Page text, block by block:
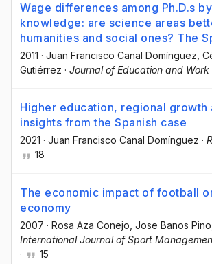
Wage differences among Ph.D.s
knowledge: are science areas
humanities and social ones? The
2011 · Juan Francisco Canal Domínguez ,
Gutiérrez · Journal of Education and Work
Higher education, regional growth
insights from the Spanish case
2021 · Juan Francisco Canal Domínguez ·
18
The economic impact of football
economy
2007 · Rosa Aza Conejo , Jose Banos Pino
International Journal of Sport
·
15